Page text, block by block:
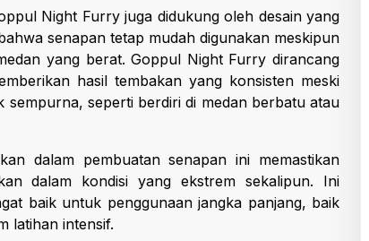
Night Furry juga didukung oleh desain yang
senapan tetap mudah digunakan meskipun
yang berat. Goppul Night Furry dirancang
hasil tembakan yang konsisten meski
sempurna, seperti berdiri di medan berbatu atau
dalam pembuatan senapan ini memastikan
dalam kondisi yang ekstrem sekalipun. Ini
baik untuk penggunaan jangka panjang, baik
latihan intensif.